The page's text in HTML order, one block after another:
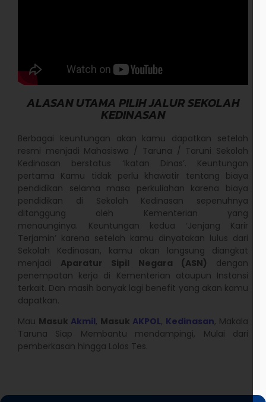
ALASAN UTAMA PILIH JALUR SEKOLAH
KEDINASAN
Berbagai keuntungan akan kamu dapatkan setelah
resmi menjadi Mahasiswa / Taruna / Taruni Sekolah
Kedinasan berstatus ‘Ikatan Dinas’. Keuntungan
pertama Kamu tidak perlu khawatir tentang biaya
pendidikan selama masa perkuliahan karena biaya
pendidikan di Sekolah Kedinasan sepenuhnya
ditanggung oleh Kementerian yang
menaunginya. Keuntungan kedua ‘Jenjang Karir
Terjamin’ karena setelah kamu dinyatakan lulus dari
Sekolah Kedinasan, kamu akan langsung diangkat
menjadi Aparatur Sipil Negara (ASN) dengan
penempatan kerja di Kementerian ataupun Instansi
terkait. Dan masih banyak lagi benefit yang akan kamu
dapatkan.
Mau Masuk Akmil, Masuk AKPOL, Kedinasan, Makala
Taruna Siap Membantu mendampingi, Mulai dari
pemberkasan hingga Lolos Tes.